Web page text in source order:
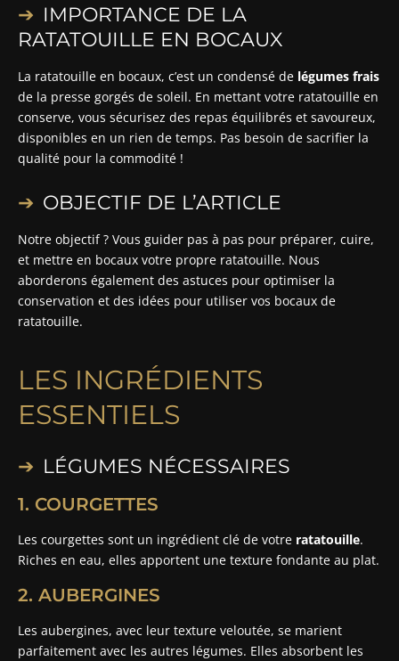
IMPORTANCE DE LA
RATATOUILLE EN BOCAUX
La ratatouille en bocaux, c’est un condensé de légumes frais
de la presse gorgés de soleil. En mettant votre ratatouille en
conserve, vous sécurisez des repas équilibrés et savoureux,
disponibles en un rien de temps. Pas besoin de sacrifier la
qualité pour la commodité !
OBJECTIF DE L’ARTICLE
Notre objectif ? Vous guider pas à pas pour préparer, cuire,
et mettre en bocaux votre propre ratatouille. Nous
aborderons également des astuces pour optimiser la
conservation et des idées pour utiliser vos bocaux de
ratatouille.
LES INGRÉDIENTS
ESSENTIELS
LÉGUMES NÉCESSAIRES
1. COURGETTES
Les courgettes sont un ingrédient clé de votre ratatouille.
Riches en eau, elles apportent une texture fondante au plat.
2. AUBERGINES
Les aubergines, avec leur texture veloutée, se marient
parfaitement avec les autres légumes. Elles absorbent les